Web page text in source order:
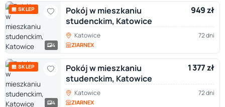
🏪 SKLEP
4
Pokój w mieszkaniu
studenckim, Katowice
949 zł
Katowice 72 dni
ZIARNEX
🏪 SKLEP
4
Pokój w mieszkaniu
studenckim, Katowice
1 377 zł
Katowice 72 dni
ZIARNEX